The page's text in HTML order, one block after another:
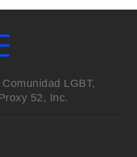
LGBT,
52, Inc.